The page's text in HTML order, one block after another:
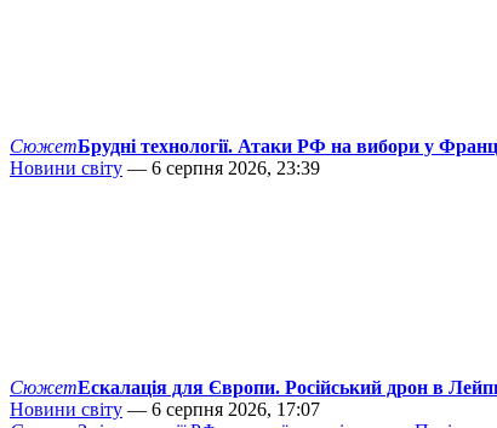
СюжетБрудні технології. Атаки РФ на вибори у
Новини світу — 6 серпня 2026, 23:39
СюжетЕскалація для Європи. Російський дрон в
Новини світу — 6 серпня 2026, 17:07